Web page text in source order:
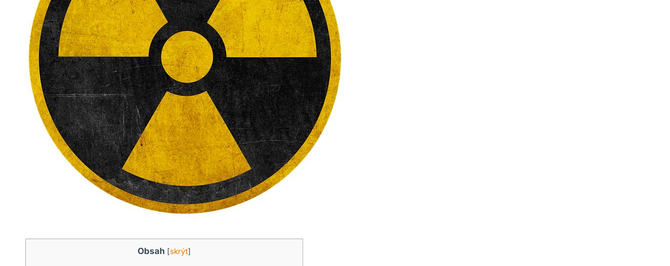
Obsah [skrýt]